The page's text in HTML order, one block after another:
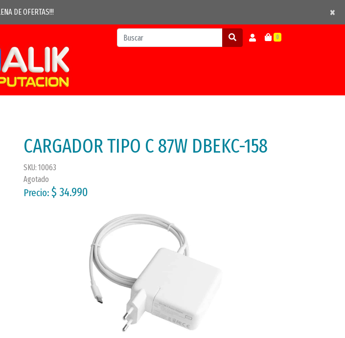
DE OFERTAS!!! ×
×
0
CARGADOR TIPO C 87W DBEKC-158
SKU: 10063
Agotado
Precio: $ 34.990